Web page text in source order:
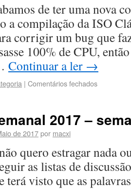
de ter uma nova
a compilação da ISO
corrigir um bug que
100% de CPU,
Continuar a ler →
| Comentários fechados
2017 –
de 2017por macxi
quero estragar nada
as listas de
terá visto que as